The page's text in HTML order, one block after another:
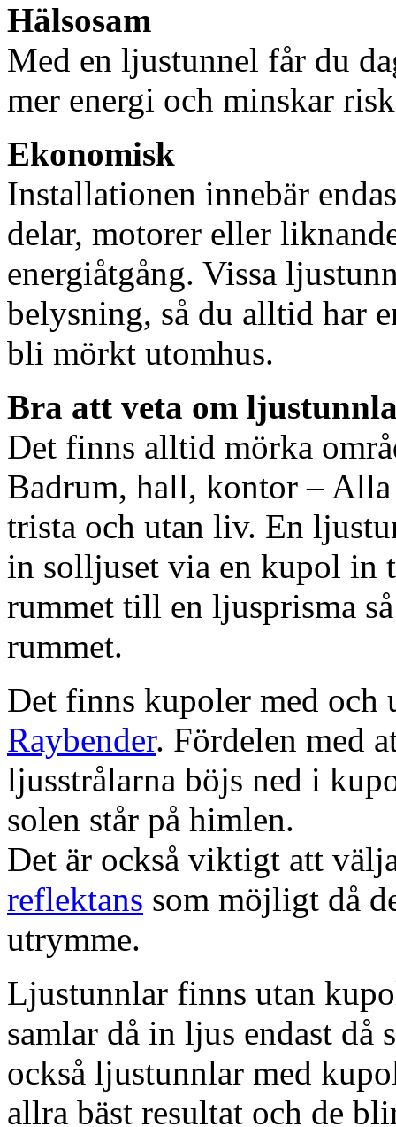
Hälsosam
Med en ljustunnel får du
mer energi och minskar
Ekonomisk
Installationen innebär
delar, motorer eller
energiåtgång. Vissa
belysning, så du alltid har
bli mörkt utomhus.
Bra att veta om
Det finns alltid mörka
Badrum, hall, kontor – Alla
trista och utan liv. En
in solljuset via en kupol in
rummet till en ljusprisma
rummet.
Det finns kupoler med och
Raybender. Fördelen med
ljusstrålarna böjs ned i
solen står på himlen.
Det är också viktigt att
reflektans som möjligt då
utrymme.
Ljustunnlar finns utan
samlar då in ljus endast då
också ljustunnlar med
allra bäst resultat och de